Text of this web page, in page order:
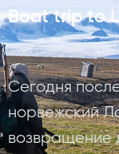
Boat trip to
Сегодня
норвежский
возвращение